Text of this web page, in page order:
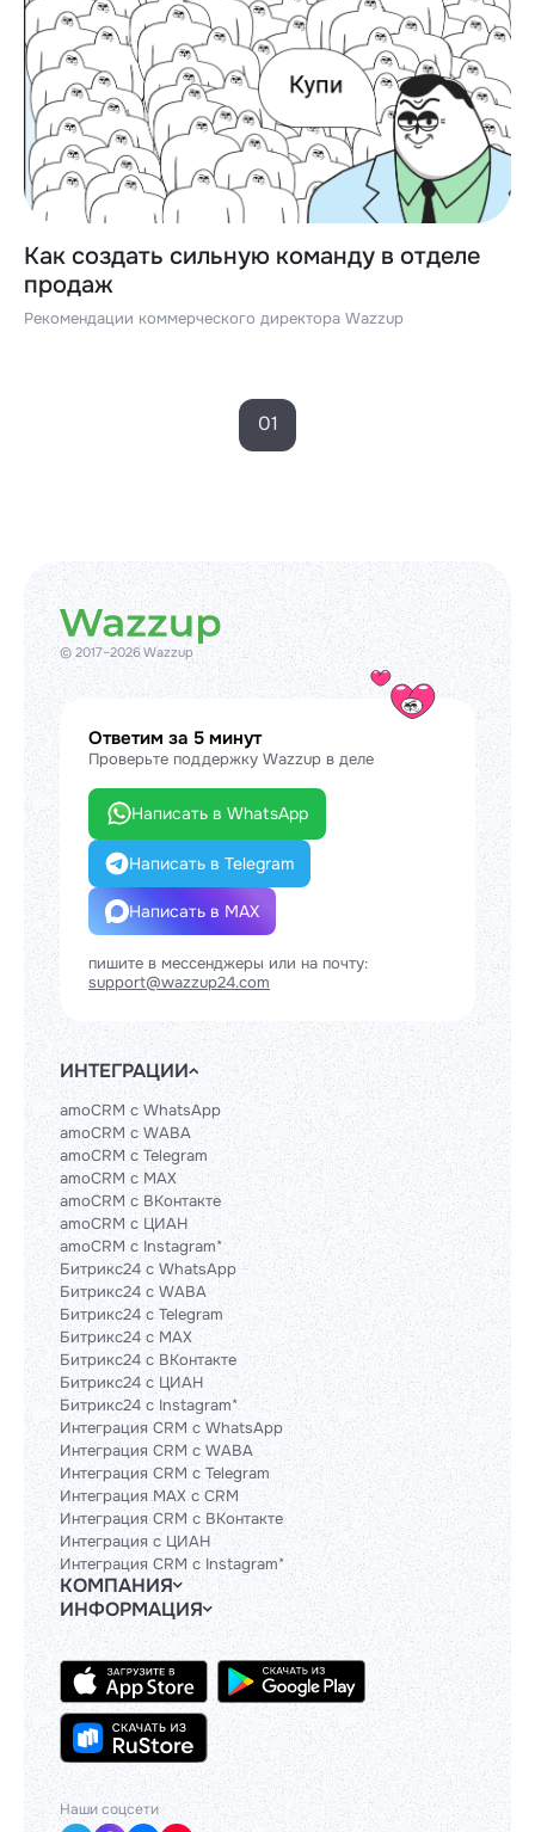
Как создать сильную команду в отделе
продаж
Рекомендации коммерческого директора Wazzup
01
© 2017–2026 Wazzup
Ответим за 5 минут
Проверьте поддержку Wazzup в деле
Написать в WhatsApp
Написать в Telegram
Написать в MAX
пишите в мессенджеры или на почту:
support@wazzup24.com
ИНТЕГРАЦИИ
amoCRM с WhatsApp
amoCRM с WABA
amoCRM с Telegram
amoCRM с MAX
amoCRM с ВКонтакте
amoCRM с ЦИАН
amoCRM с Instagram*
Битрикс24 с WhatsApp
Битрикс24 с WABA
Битрикс24 с Telegram
Битрикс24 с MAX
Битрикс24 с ВКонтакте
Битрикс24 с ЦИАН
Битрикс24 с Instagram*
Интеграция CRM с WhatsApp
Интеграция CRM с WABA
Интеграция CRM с Telegram
Интеграция MAX с CRM
Интеграция CRM с ВКонтакте
Интеграция с ЦИАН
Интеграция CRM с Instagram*
КОМПАНИЯ
Блог
Гайды
Контакты
Политики и соглашения
Сведения об ИТ-деятельности
ИНФОРМАЦИЯ
Официальным партнерам
Техническим партнерам
Тарифы
API
База знаний
Наши соцсети